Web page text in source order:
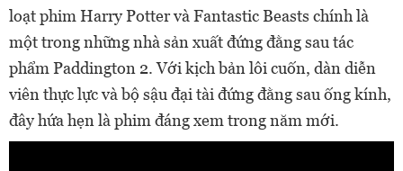
loạt phim Harry Potter và Fantastic Beasts chính là
một trong những nhà sản xuất đứng đằng sau tác
phẩm Paddington 2. Với kịch bản lôi cuốn, dàn diễn
viên thực lực và bộ sậu đại tài đứng đằng sau ống kính,
đây hứa hẹn là phim đáng xem trong năm mới.